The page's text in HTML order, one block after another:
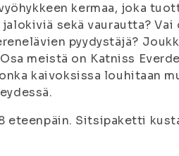
kermaa, joka
sekä vaurautta? Vai
pyydystäjä?
meistä on Katniss
kaivoksissa louhitaan
eteenpäin. Sitsipaketti